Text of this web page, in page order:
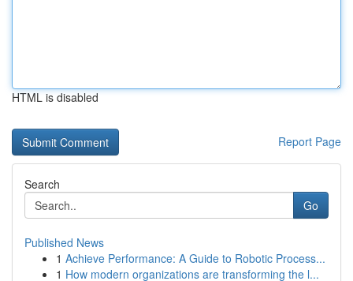
HTML is disabled
Report Page
Search
Go
Published News
1 Achieve Performance: A Guide to Robotic Process...
1 How modern organizations are transforming the l...